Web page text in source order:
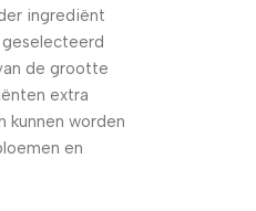
ingrediënt
de grootte
extra
kunnen worden
en